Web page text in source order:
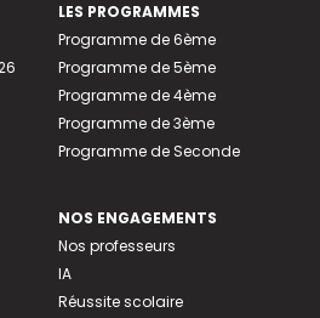
LES PROGRAMMES
Programme de 6ème
Programme de 5ème
Programme de 4ème
Programme de 3ème
Programme de Seconde
NOS ENGAGEMENTS
Nos professeurs
IA
Réussite scolaire